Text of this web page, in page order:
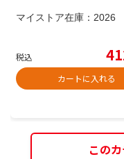
マイストア在庫： 2026
税込
カートに入れる
この